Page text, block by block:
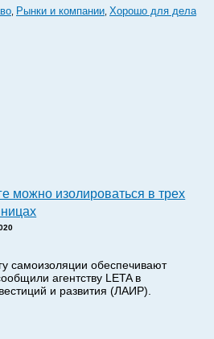
Рынки и компании Хорошо для дела
можно изолироваться в трех
самоизоляции обеспечивают
агентству LETA в
и развития (ЛАИР).